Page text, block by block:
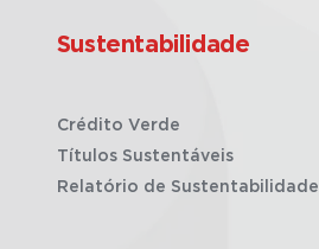
Sustentabilidade
Crédito Verde
Títulos Sustentáveis
Relatório de Sustentabilidade